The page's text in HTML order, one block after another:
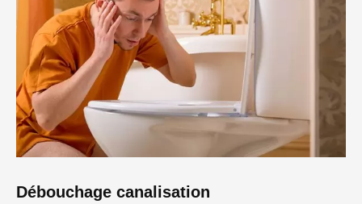
Débouchage canalisation